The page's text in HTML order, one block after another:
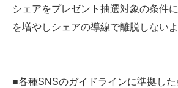
シェアをプレゼント抽選対象の条件
を増やしシェアの導線で離脱しない
■各種SNSのガイドラインに準拠し